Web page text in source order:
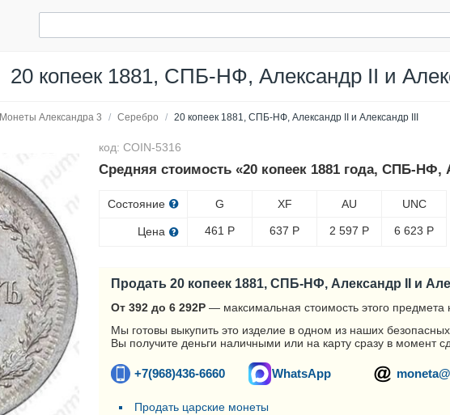
20 копеек 1881, СПБ-НФ, Александр II и
Монеты Александра 3 / Серебро / 20 копеек 1881, СПБ-НФ, Александр II и Александр III
код: COIN-5316
Средняя стоимость «20 копеек 1881 года, СПБ-НФ,
Состояние
Цена
G
461 Р
XF
637 Р
AU
2 597 Р
UNC
6 623 Р
Продать 20 копеек 1881, СПБ-НФ, Александр II и
От 392 до 6 292Р — максимальная стоимость этого предмета
Мы готовы выкупить это изделие в одном из наших
Вы получите деньги наличными или на карту сразу в момент
+7(968)436-6660 WhatsApp
Продать царские монеты